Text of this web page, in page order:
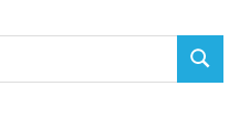
ZOEKEN